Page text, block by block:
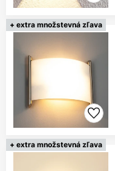
+ extra množstevná zľava
+ extra množstevná zľava